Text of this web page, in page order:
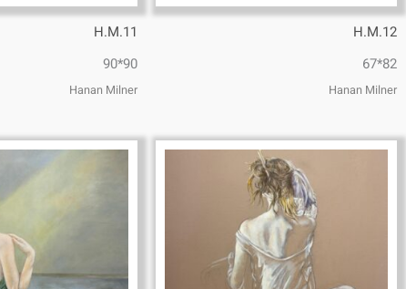
H.M.12
82*67
Hanan Milner
H.M.11
90*90
Hanan Milner